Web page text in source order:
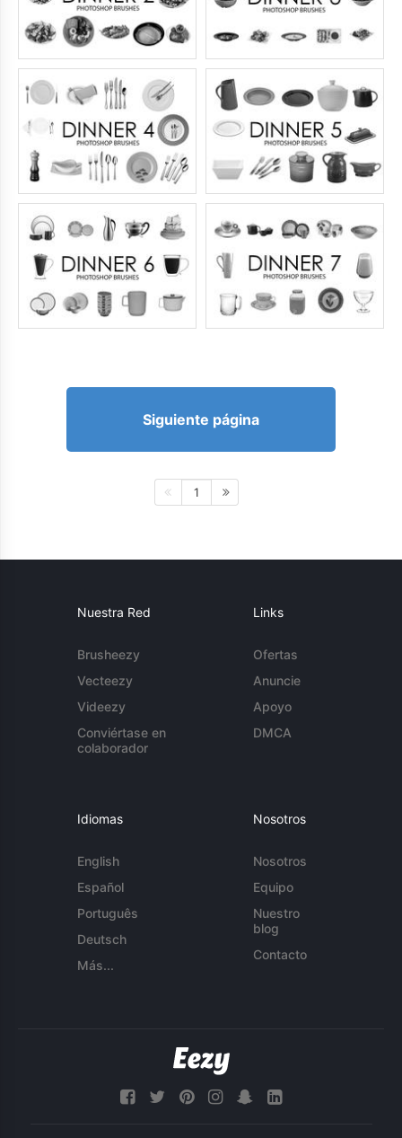
Siguiente página
1
Nuestra Red
Brusheezy
Vecteezy
Videezy
Conviértase en
colaborador
Links
Ofertas
Anuncie
Apoyo
DMCA
Idiomas
English
Español
Português
Deutsch
Más...
Nosotros
Nosotros
Equipo
Nuestro
blog
Contacto